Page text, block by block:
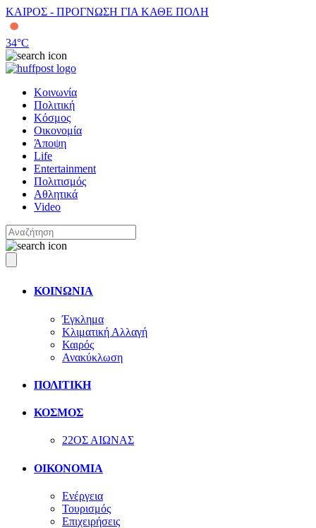
ΚΑΙΡΟΣ - ΠΡΟΓΝΩΣΗ ΓΙΑ ΚΑΘΕ ΠΟΛΗ
34°C
Κοινωνία
Πολιτική
Κόσμος
Οικονομία
Άποψη
Life
Entertainment
Πολιτισμός
Αθλητικά
Video
ΚΟΙΝΩΝΙΑ
Έγκλημα
Κλιματική Αλλαγή
Καιρός
Ανακύκλωση
ΠΟΛΙΤΙΚΗ
ΚΟΣΜΟΣ
22ΟΣ ΑΙΩΝΑΣ
ΟΙΚΟΝΟΜΙΑ
Ενέργεια
Τουρισμός
Επιχειρήσεις